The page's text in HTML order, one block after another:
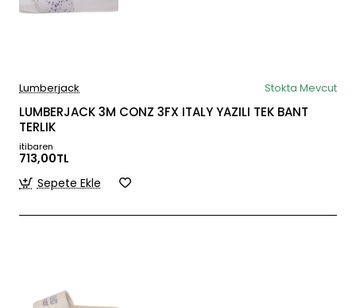
Lumberjack Stokta Mevcut
LUMBERJACK 3M CONZ 3FX ITALY YAZILI TEK BANT
TERLIK
itibaren
713,00TL
Sepete Ekle